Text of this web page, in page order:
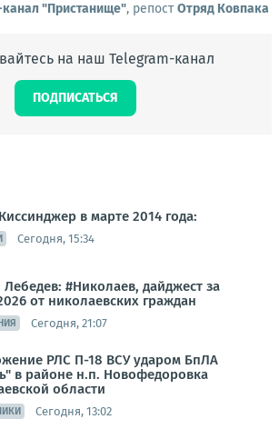
"Пристанище", репостОтряд Ковпака
на наш Telegram-канал
ПОДПИСАТЬСЯ
в марте 2014 года:
Сегодня, 15:34
Лебедев: #Николаев, дайджест за
от николаевских граждан
Сегодня, 21:07
РЛС П-18 ВСУ ударом БпЛА
в районе н.п. Новофедоровка
области
Сегодня, 13:02